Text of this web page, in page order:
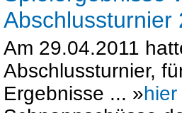
Abschlussturnier
Am 29.04.2011
Abschlussturnier,
Ergebnisse ... »